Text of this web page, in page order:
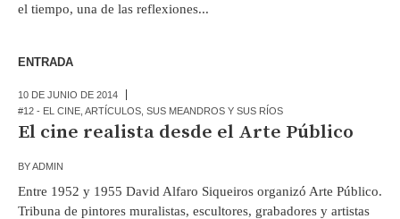
el tiempo, una de las reflexiones...
ENTRADA
10 DE JUNIO DE 2014
#12 - EL CINE ARTÍCULOS SUS MEANDROS Y SUS RÍOS
El cine realista desde el Arte Público
BYADMIN
Entre 1952 y 1955 David Alfaro Siqueiros organizó Arte Público.
Tribuna de pintores muralistas, escultores, grabadores y artistas